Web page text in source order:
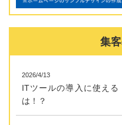
集
2026/4/13
ITツールの導入に使える
は！？